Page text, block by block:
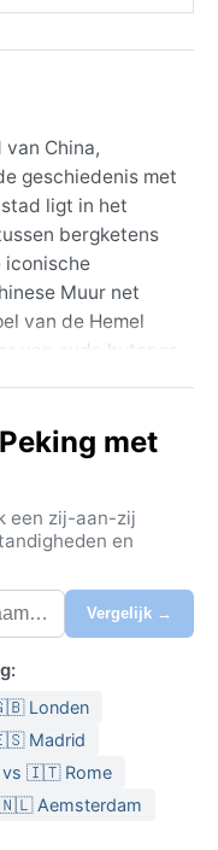
China,
geschiedenis met
ligt in het
bergketens
iconische
Muur net
van de Hemel
van oude hutongs
futuristische
naast verstopte
Dwa:
klimaat met
en vochtig, met
uitkomen en
temperaturen
is schaars.
temperaturen,
vaak stof en
de zomer:
met
een zij-aan-zij
en
Vergelijk →
Londen
Madrid
vs 🇮🇹 Rome
🇳🇱 Aemsterdam